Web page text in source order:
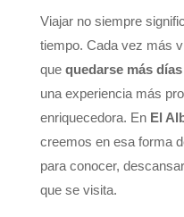
Viajar no siempre
tiempo. Cada vez más
que quedarse más
una experiencia más
enriquecedora. En El
creemos en esa forma
para conocer,
que se visita.